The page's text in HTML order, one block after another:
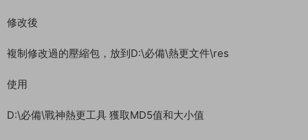
修改
D:\phpStudy\WWW\project.manifest 替換文件裏面對應得熱更